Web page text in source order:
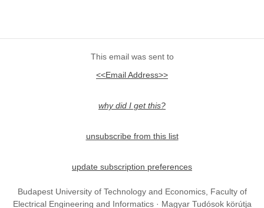
This email was sent to
<<Email Address>>
why did I get this?
unsubscribe from this list
update subscription preferences
Budapest University of Technology and Economics, Faculty of
Electrical Engineering and Informatics · Magyar Tudósok körútja